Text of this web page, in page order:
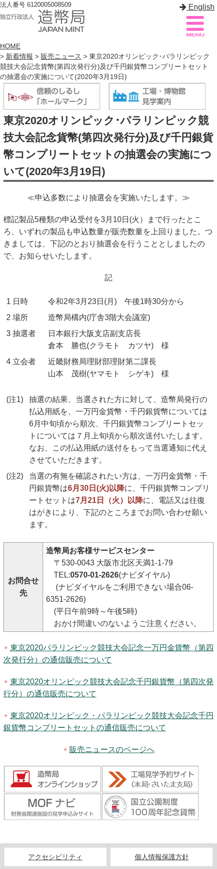
法人番号 6120005008509 English
造幣局案内
トップページ
造幣局について
造幣事業を知る
貨幣を知る
造幣局を楽しむ
造幣局製品を買う
キッズページ
公式SNS
HOME
> 新着情報 > 販売ニュース > 東京2020オリンピック･パラリンピック
競技大会記念貨幣(第四次発行分)及び千円銀貨幣コンプリートセット
の抽選会の実施について(2020年3月19日)
東京2020オリンピック･パラリンピック競
技大会記念貨幣(第四次発行分)及び千円銀貨
幣コンプリートセットの抽選会の実施につ
いて(2020年3月19日)
≪申込多数により抽選会を実施いたします。≫
標記製品5種類の申込受付を3月10日(火）まで行ったとこ
ろ、いずれの製品も申込数量が販売数量を上回りました。つ
きましては、下記のとおり抽選会を行うこととしましたの
で、お知らせいたします。
記
1 日時
令和2年3月23日(月) 午後1時30分から
2 場所
造幣局構内(庁舎3階大会議室)
3 抽選者
日本銀行大阪支店副支店長
倉本 勝也(クラモト カツヤ) 様
4 立会者
近畿財務局理財部理財第二課長
山本 茂樹(ヤマモト シゲキ) 様
(注1)
抽選の結果、当選された方に対して、造幣局発行の
払込用紙を、一万円金貨幣・千円銀貨幣については
6月中旬頃から順次、千円銀貨幣コンプリートセッ
トについては７月上旬頃から順次送付いたします。
なお、この払込用紙の送付をもって当選通知に代え
させていただきます。
(注2)
当選の有無を確認されたい方は、一万円金貨幣・千
円銀貨幣は6月30日(火)以降に、千円銀貨幣コンプリ
ートセットは7月21日（火）以降に、電話又は往復
はがきにより、下記のところまでお問い合わせ願い
ます。
お問合せ
先
造幣局お客様サービスセンター
〒530-0043 大阪市北区天満1-1-79
TEL:0570-01-2626(ナビダイヤル)
(ナビダイヤルをご利用できない場合06-
6351-2626)
(平日午前9時～午後5時)
おかけ間違いのないようご注意ください。
東京2020パラリンピック競技大会記念一万円金貨幣（第四
次発行分）の通信販売について
東京2020オリンピック競技大会記念千円銀貨幣（第四次発
行分）の通信販売について
東京2020オリンピック・パラリンピック競技大会記念千円
銀貨幣コンプリートセットの通信販売について
販売ニュースのページへ
アクセシビリティ 個人情報保護方針